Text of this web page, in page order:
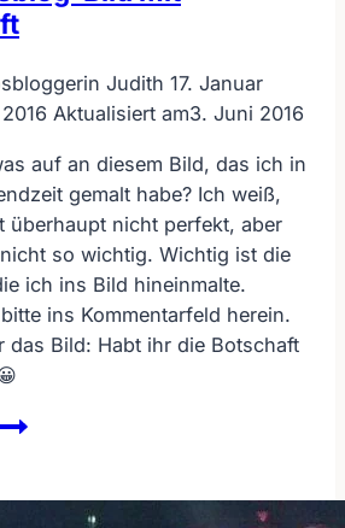
Judith 17. Januar
Aktualisiert am3. Juni 2016
auf an diesem Bild, das ich in
gemalt habe? Ich weiß,
überhaupt nicht perfekt, aber
so wichtig. Wichtig ist die
ich ins Bild hineinmalte.
ins Kommentarfeld herein.
das Bild: Habt ihr die Botschaft